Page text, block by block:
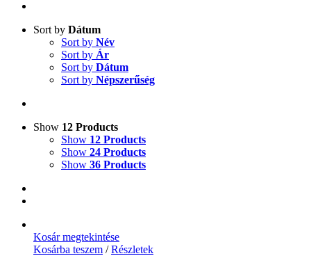
Sort by Dátum
Sort by Név
Sort by Ár
Sort by Dátum
Sort by Népszerűség
Show 12 Products
Show 12 Products
Show 24 Products
Show 36 Products
Kosár megtekintése
Kosárba teszem / Részletek